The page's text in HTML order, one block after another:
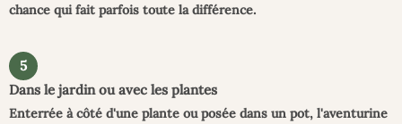
chance qui fait parfois toute la différence.
5
Dans le jardin ou avec les plantes
Enterrée à côté d'une plante ou posée dans un pot, l'aventurine